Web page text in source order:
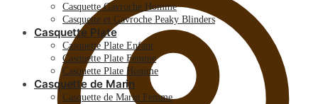
Casquette Gavroche Homme
Casquette et Gavroche Peaky Blinders
Casquette Plate
Casquette Plate Enfant
Casquette Plate Femme
Casquette Plate Homme
Casquette de Marin
Casquette de Marin Femme